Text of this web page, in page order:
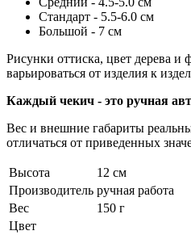
Стандарт - 5.5-6.0 см
Большой - 7 см
Рисунки оттиска, цвет дерева и
варьироваться от изделия к
Каждый чекич - это ручная
Вес и внешние габариты
отличаться от приведенных
Высота
12 см
Производитель ручная работа
Вес
150 г
Цвет